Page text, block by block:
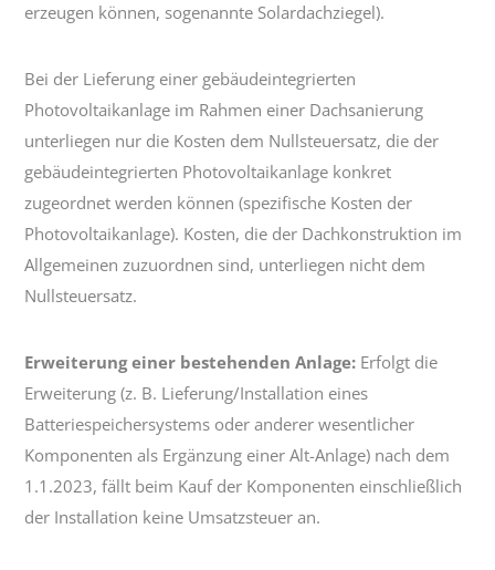
erzeugen können, sogenannte Solardachziegel).
Bei der Lieferung einer gebäudeintegrierten
Photovoltaikanlage im Rahmen einer Dachsanierung
unterliegen nur die Kosten dem Nullsteuersatz, die der
gebäudeintegrierten Photovoltaikanlage konkret
zugeordnet werden können (spezifische Kosten der
Photovoltaikanlage). Kosten, die der Dachkonstruktion im
Allgemeinen zuzuordnen sind, unterliegen nicht dem
Nullsteuersatz.
Erweiterung einer bestehenden Anlage: Erfolgt die
Erweiterung (z. B. Lieferung/Installation eines
Batteriespeichersystems oder anderer wesentlicher
Komponenten als Ergänzung einer Alt-Anlage) nach dem
1.1.2023, fällt beim Kauf der Komponenten einschließlich
der Installation keine Umsatzsteuer an.